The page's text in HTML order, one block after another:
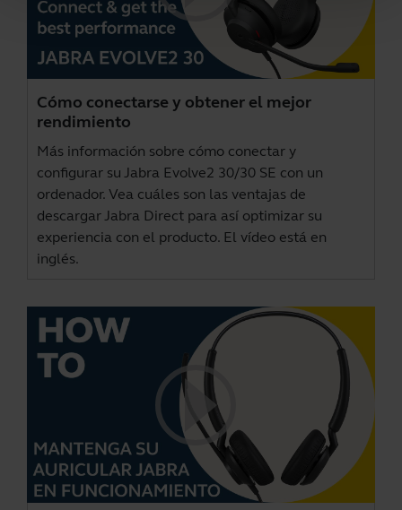
Cómo conectarse y obtener el mejor
rendimiento
Más información sobre cómo conectar y
configurar su Jabra Evolve2 30/30 SE con un
ordenador. Vea cuáles son las ventajas de
descargarJabra Direct para así optimizar su
experiencia con el producto. El vídeo está en
inglés.